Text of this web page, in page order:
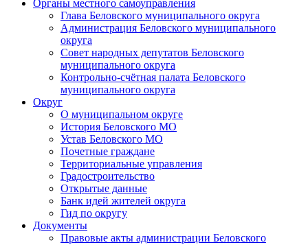
Органы местного самоуправления
Глава Беловского муниципального округа
Администрация Беловского муниципального
округа
Совет народных депутатов Беловского
муниципального округа
Контрольно-счётная палата Беловского
муниципального округа
Округ
О муниципальном округе
История Беловского МО
Устав Беловского МО
Почетные граждане
Территориальные управления
Градостроительство
Открытые данные
Банк идей жителей округа
Гид по округу
Документы
Правовые акты администрации Беловского